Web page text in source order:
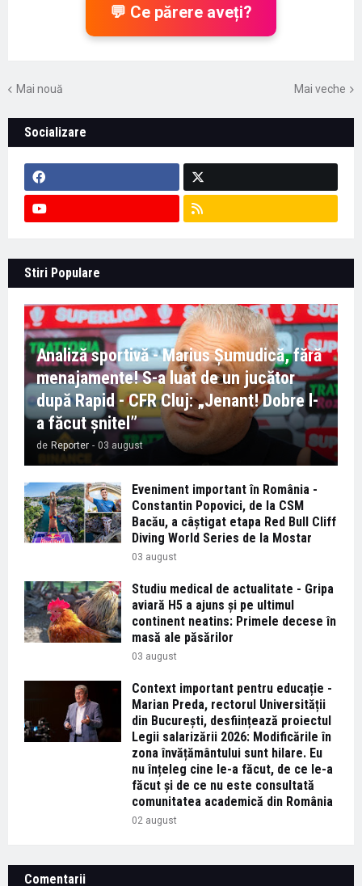
💬 Ce părere aveți?
Mai nouă Mai veche
Socializare
Stiri Populare
Analiză sportivă - Marius Șumudică, fără
menajamente! S-a luat de un jucător
după Rapid - CFR Cluj: „Jenant! Dobre l-
a făcut șnitel”
de Reporter - 03 august
Eveniment important în România -
Constantin Popovici, de la CSM
Bacău, a câștigat etapa Red Bull Cliff
Diving World Series de la Mostar
03 august
Studiu medical de actualitate - Gripa
aviară H5 a ajuns și pe ultimul
continent neatins: Primele decese în
masă ale păsărilor
03 august
Context important pentru educație -
Marian Preda, rectorul Universității
din București, desființează proiectul
Legii salarizării 2026: Modificările în
zona învățământului sunt hilare. Eu
nu înțeleg cine le-a făcut, de ce le-a
făcut și de ce nu este consultată
comunitatea academică din România
02 august
Comentarii